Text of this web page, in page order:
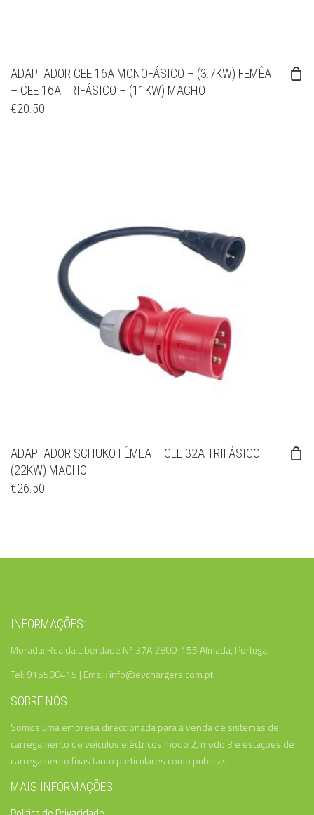
ADAPTADOR CEE 16A MONOFÁSICO – (3.7KW) FEMÊA
– CEE 16A TRIFÁSICO – (11KW) MACHO
€20.50
ADAPTADOR SCHUKO FÊMEA – CEE 32A TRIFÁSICO –
(22KW) MACHO
€26.50
INFORMAÇÕES:
Morada: Rua da Liberdade Nº 37A 2800-155 Almada, Portugal
Tel: 915500415 | Email: info@evchargers.com.pt
SOBRE NÓS
Somos uma empresa direccionada para a venda de sistemas de
carregamento de veículos eléctricos modo 2, modo 3 e estações de
carregamento fixas tanto particulares como publicas.
MAIS INFORMAÇÕES